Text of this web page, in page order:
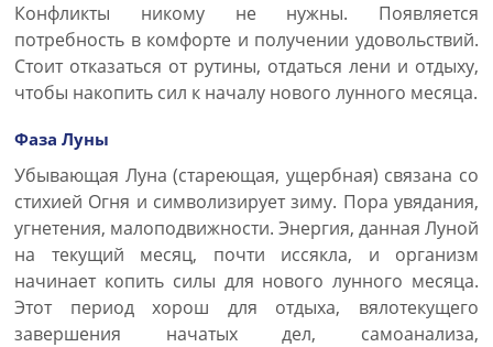
Конфликты никому не нужны. Появляется
потребность в комфорте и получении удовольствий.
Стоит отказаться от рутины, отдаться лени и отдыху,
чтобы накопить сил к началу нового лунного месяца.
Фаза Луны
Убывающая Луна (стареющая, ущербная) связана со
стихией Огня и символизирует зиму. Пора увядания,
угнетения, малоподвижности. Энергия, данная Луной
на текущий месяц, почти иссякла, и организм
начинает копить силы для нового лунного месяца.
Этот период хорош для отдыха, вялотекущего
завершения начатых дел, самоанализа,